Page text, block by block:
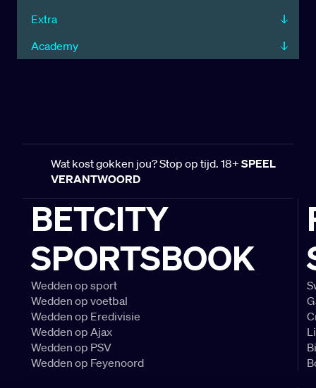
Extra
Academy
Wat kost gokken jou? Stop op tijd. 18+ SPEEL
VERANTWOORD
BETCITY
SPORTSBOOK
Wedden op sport
Wedden op voetbal
Wedden op Eredivisie
Wedden op Ajax
Wedden op PSV
Wedden op Feyenoord